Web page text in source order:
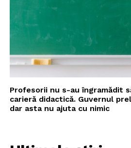
Profesorii nu s-au îngramădit
carieră didactică. Guvernul
dar asta nu ajuta cu nimic